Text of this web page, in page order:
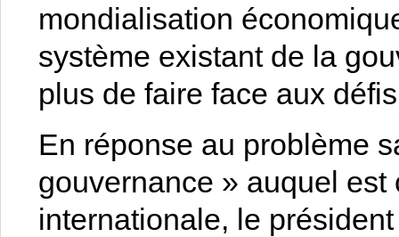
mondialisation
système existant de la
plus de faire face aux
En réponse au problème
gouvernance » auquel
internationale, le